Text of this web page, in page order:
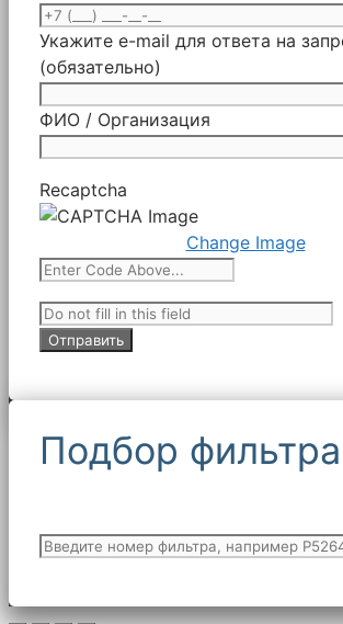
Укажите e-mail для ответа на
(обязательно)
ФИО / Организация
Recaptcha
Change Image
Подбор фильтра